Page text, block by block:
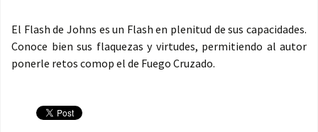
El Flash de Johns es un Flash en plenitud de sus capacidades.
Conoce bien sus flaquezas y virtudes, permitiendo al autor
ponerle retos comop el de Fuego Cruzado.